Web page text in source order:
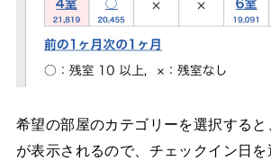
希望の部屋のカテゴリーを選択する
が表示されるので、チェックイン日を